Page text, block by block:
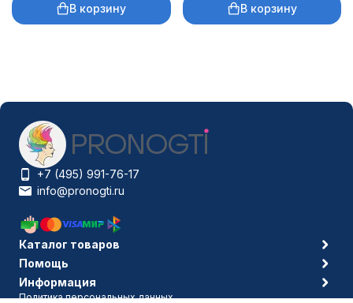
В корзину В корзину
+7 (495) 991-76-17
info@pronogti.ru
Каталог товаров
Помощь
Информация
Политика персональных данных